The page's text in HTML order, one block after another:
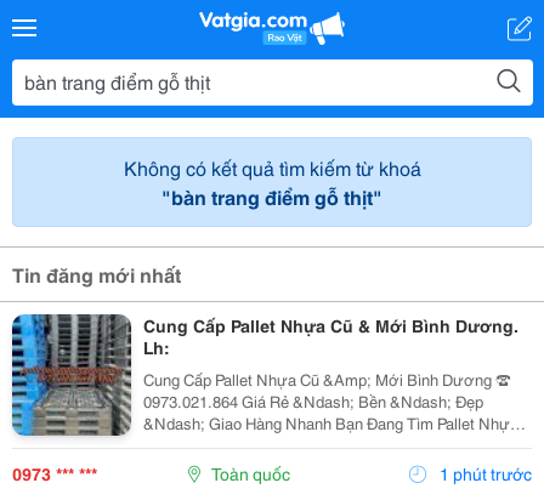
Không có kết quả tìm kiếm từ khoá
"bàn trang điểm gỗ thịt"
Tin đăng mới nhất
Cung Cấp Pallet Nhựa Cũ & Mới Bình Dương.
Lh:
Cung Cấp Pallet Nhựa Cũ &Amp; Mới Bình Dương ☎️
0973.021.864 Giá Rẻ &Ndash; Bền &Ndash; Đẹp
&Ndash; Giao Hàng Nhanh Bạn Đang Tìm Pallet Nhựa
Bình Dương Chất Lượng Với Mức Giá Hợp Lý? Cần
Pallet Nhựa Cho Kho Hàng, Nhà Xưởng, Vận Chuyển
Hoặc Xuất...
0973 *** *** Toàn quốc 1 phút trước